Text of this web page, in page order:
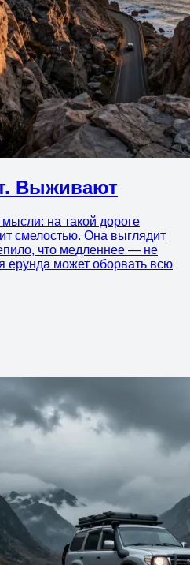
Выживают
на такой дороге
смелостью. Она выглядит
что медленнее — не
ерунда может оборвать всю